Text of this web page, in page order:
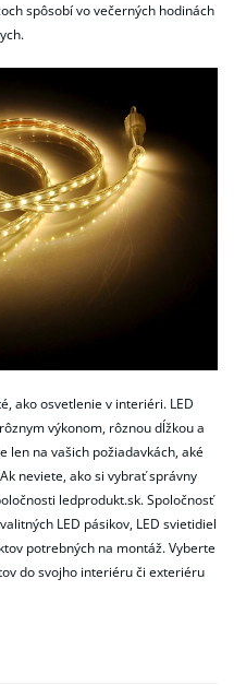
spôsobí vo večerných hodinách
ako osvetlenie v interiéri. LED
výkonom, rôznou dĺžkou a
len na vašich požiadavkách, aké
neviete, ako si vybrať správny
ledprodukt.sk. Spoločnosť
LED pásikov, LED svietidiel
potrebných na montáž. Vyberte
do svojho interiéru či exteriéru